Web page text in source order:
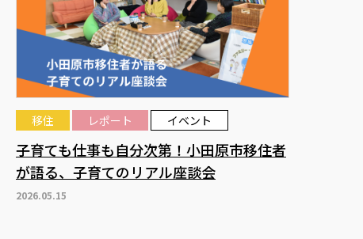
2026.05.15
移住 レポート イベント
子育ても仕事も自分次第！小田原市移住者
が語る、子育てのリアル座談会